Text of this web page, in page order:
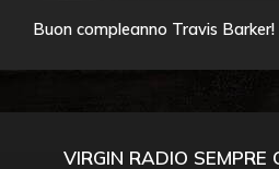
Buon compleanno Travis Barker!
VIRGIN RADIO SEMPRE